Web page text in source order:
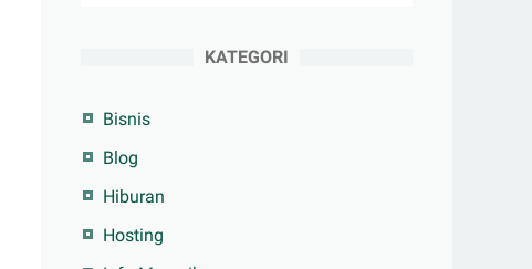
KATEGORI
Bisnis
Blog
Hiburan
Hosting